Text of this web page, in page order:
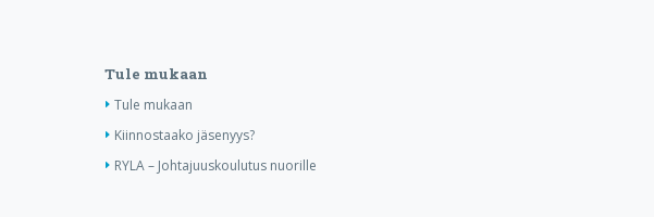
Tule mukaan
Tule mukaan
Kiinnostaako jäsenyys?
RYLA – Johtajuuskoulutus nuorille